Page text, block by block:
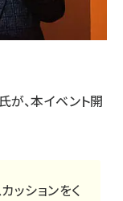
が、本イベント開
ッションをく